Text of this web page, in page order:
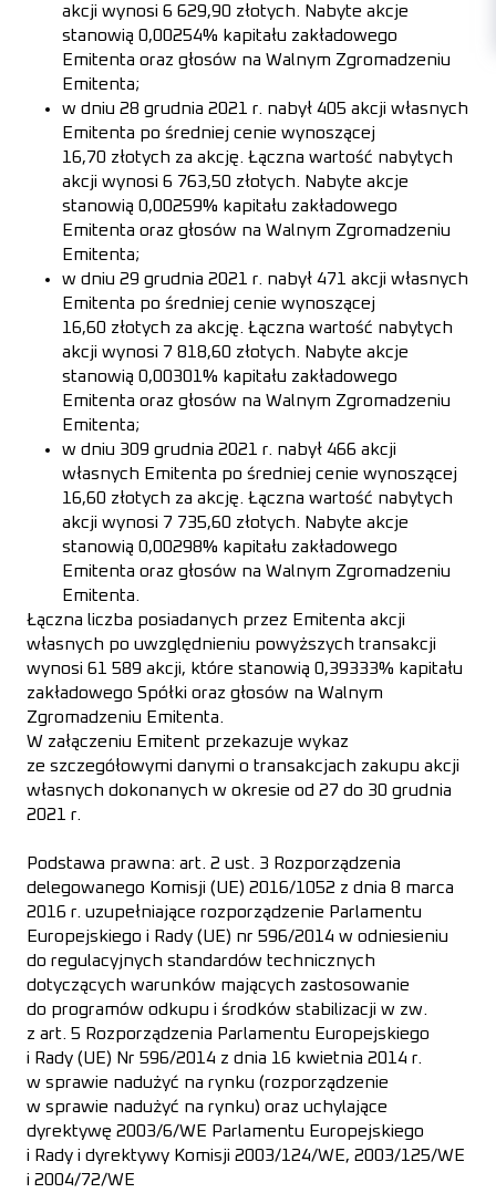
akcji wynosi 6 629,90 złotych. Nabyte akcje
stanowią 0,00254% kapitału zakładowego
Emitenta oraz głosów na Walnym Zgromadzeniu
Emitenta;
w dniu 28 grudnia 2021 r. nabył 405 akcji własnych
Emitenta po średniej cenie wynoszącej
16,70 złotych za akcję. Łączna wartość nabytych
akcji wynosi 6 763,50 złotych. Nabyte akcje
stanowią 0,00259% kapitału zakładowego
Emitenta oraz głosów na Walnym Zgromadzeniu
Emitenta;
w dniu 29 grudnia 2021 r. nabył 471 akcji własnych
Emitenta po średniej cenie wynoszącej
16,60 złotych za akcję. Łączna wartość nabytych
akcji wynosi 7 818,60 złotych. Nabyte akcje
stanowią 0,00301% kapitału zakładowego
Emitenta oraz głosów na Walnym Zgromadzeniu
Emitenta;
w dniu 309 grudnia 2021 r. nabył 466 akcji
własnych Emitenta po średniej cenie wynoszącej
16,60 złotych za akcję. Łączna wartość nabytych
akcji wynosi 7 735,60 złotych. Nabyte akcje
stanowią 0,00298% kapitału zakładowego
Emitenta oraz głosów na Walnym Zgromadzeniu
Emitenta.
Łączna liczba posiadanych przez Emitenta akcji
własnych po uwzględnieniu powyższych transakcji
wynosi 61 589 akcji, które stanowią 0,39333% kapitału
zakładowego Spółki oraz głosów na Walnym
Zgromadzeniu Emitenta.
W załączeniu Emitent przekazuje wykaz
ze szczegółowymi danymi o transakcjach zakupu akcji
własnych dokonanych w okresie od 27 do 30 grudnia
2021 r.
Podstawa prawna: art. 2 ust. 3 Rozporządzenia
delegowanego Komisji (UE) 2016/1052 z dnia 8 marca
2016 r. uzupełniające rozporządzenie Parlamentu
Europejskiego i Rady (UE) nr 596/2014 w odniesieniu
do regulacyjnych standardów technicznych
dotyczących warunków mających zastosowanie
do programów odkupu i środków stabilizacji w zw.
z art. 5 Rozporządzenia Parlamentu Europejskiego
i Rady (UE) Nr 596/2014 z dnia 16 kwietnia 2014 r.
w sprawie nadużyć na rynku (rozporządzenie
w sprawie nadużyć na rynku) oraz uchylające
dyrektywę 2003/6/WE Parlamentu Europejskiego
i Rady i dyrektywy Komisji 2003/124/WE, 2003/125/WE
i 2004/72/WE